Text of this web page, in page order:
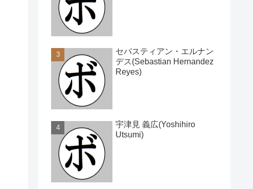
セバスティアン・エルナン
デス(Sebastian Hernandez
Reyes)
宇津見 義広(Yoshihiro
Utsumi)